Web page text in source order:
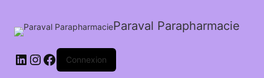
Paraval Parapharmacie
LinkedIn
Instagram
FacebookConnexion